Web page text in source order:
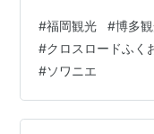
ど、行く前からウ
■ もしかしたら。
ト、飛行機では、
か！ 九州旅ネット
（ＹＯＫＡＮＡＶ
#福岡観光 #博多
#クロスロードふく
#ソワニエ